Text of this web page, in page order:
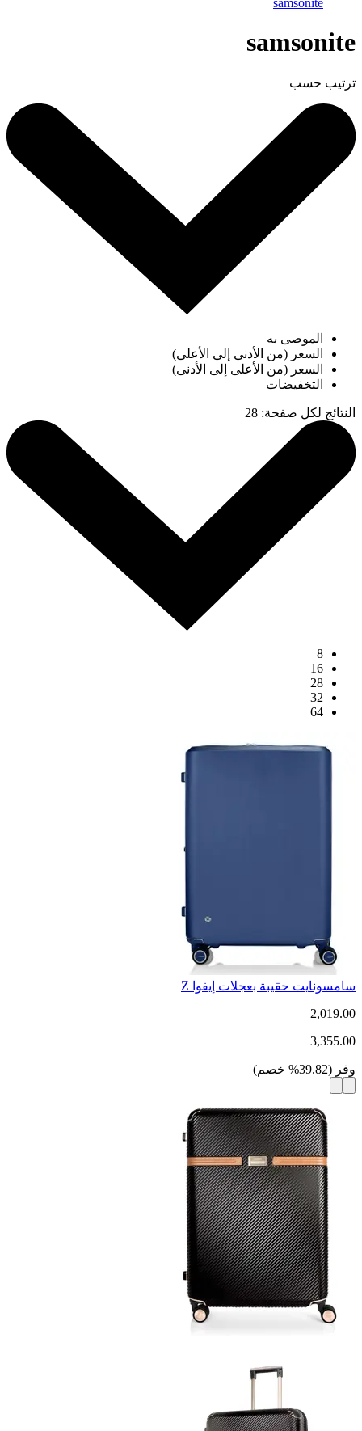
samsonite
samsonite
ترتيب حسب
الموصى به
السعر (من الأدنى إلى الأعلى)
السعر (من الأعلى إلى الأدنى)
التخفيضات
النتائج لكل صفحة:
28
8
16
28
32
64
سامسونايت حقيبة بعجلات إيفوا Z
2,019.00
3,355.00
وفر (
39.82
% خصم)